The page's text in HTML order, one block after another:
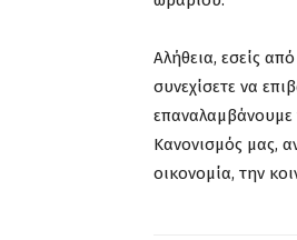
Αλήθεια, εσείς
συνεχίσετε να
επαναλαμβάνουμε
Κανονισμός μας,
οικονομία, την